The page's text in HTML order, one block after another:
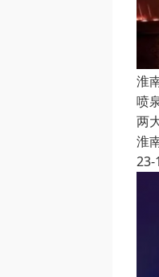
淮
喷
两
淮
23-